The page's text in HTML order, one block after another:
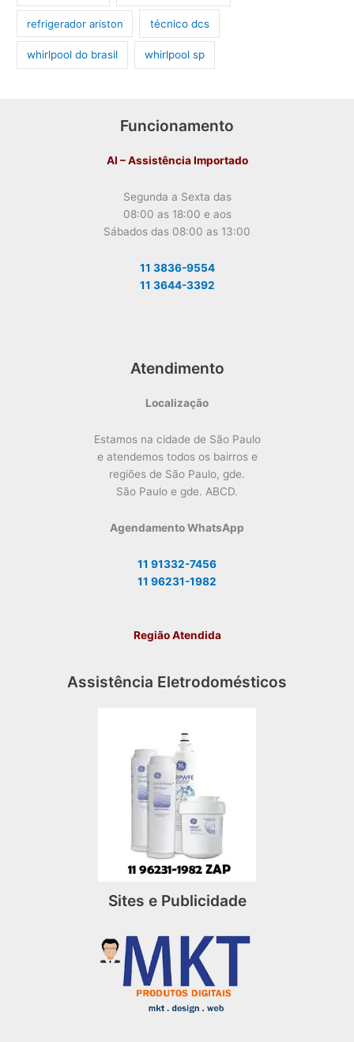
refrigerador ariston técnico dcs
whirlpool do brasil whirlpool sp
Funcionamento
AI – Assistência Importado
Segunda a Sexta das
08:00 as 18:00 e aos
Sábados das 08:00 as 13:00
11 3836-9554
11 3644-3392
Atendimento
Localização
Estamos na cidade de São Paulo
e atendemos todos os bairros e
regiões de São Paulo, gde.
São Paulo e gde. ABCD.
Agendamento WhatsApp
11 91332-7456
11 96231-1982
Região Atendida
Assistência Eletrodomésticos
Sites e Publicidade